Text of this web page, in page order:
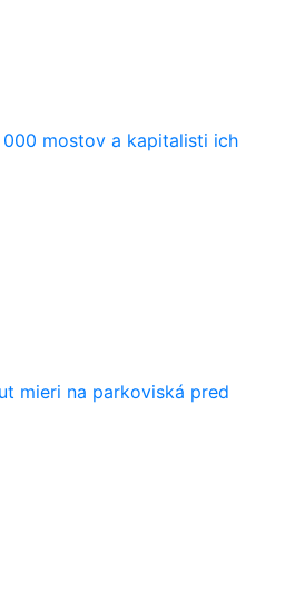
mostov a kapitalisti ich
mieri na parkoviská pred